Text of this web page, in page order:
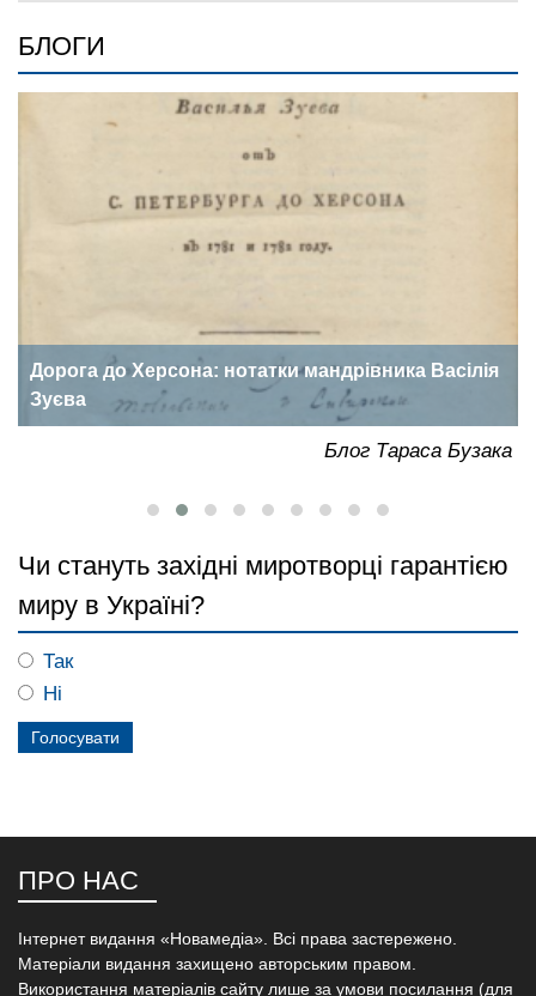
БЛОГИ
Дорога до Херсона: нотатки мандрівника Васілія
Зуєва
Блог Тараса Бузака
Чи стануть західні миротворці гарантією
миру в Україні?
Так
Ні
ПРО НАС
Інтернет видання «Новамедіа». Всі права застережено.
Матеріали видання захищено авторським правом.
Використання матеріалів сайту лише за умови посилання (для